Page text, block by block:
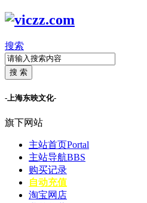
搜索
搜 索
-上海东映文化-
旗下网站
主站首页Portal
主站导航BBS
购买记录
自动充值
淘宝网店